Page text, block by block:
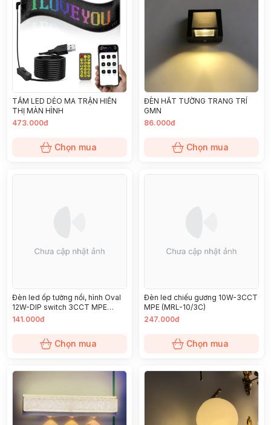
TẤM LED DẺO MA TRẬN HIỂN
THỊ MÀN HÌNH
473.000đ
Chọn mua
ĐÈN HẮT TƯỜNG TRANG TRÍ
GMN
86.000đ
Chọn mua
Đèn led ốp tường nổi, hình Oval
12W-DIP switch 3CCT MPE
(BHO-12)
141.000đ
Chọn mua
Đèn led chiếu gương 10W-3CCT
MPE (MRL-10/3C)
247.000đ
Chọn mua